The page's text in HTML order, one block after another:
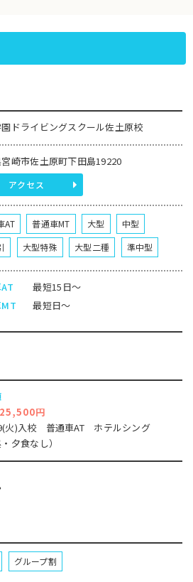
ドライビングスクール佐土原校
崎市佐土原町下田島19220
アクセス
AT 普通車MT 大型
中型
大型特殊 大型二種 準中型
最短15日～
最短日～
円
火)入校 普通車AT ホテルシング
夕食なし）
グループ割